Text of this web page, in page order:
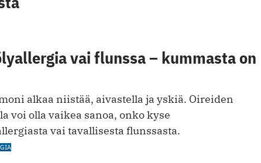
vai flunssa – kummasta on
alkaa niistää, aivastella ja yskiä. Oireiden
voi olla vaikea sanoa, onko kyse
vai tavallisesta flunssasta.